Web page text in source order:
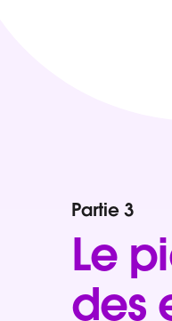
Partie 3
Le
des